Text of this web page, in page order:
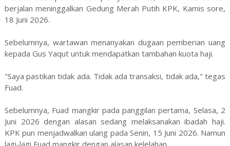
berjalan meninggalkan Gedung Merah Putih KPK, Kamis sore,
18 Juni 2026.
Sebelumnya, wartawan menanyakan dugaan pemberian uang
kepada Gus Yaqut untuk mendapatkan tambahan kuota haji.
"Saya pastikan tidak ada. Tidak ada transaksi, tidak ada," tegas
Fuad.
Sebelumnya, Fuad mangkir pada panggilan pertama, Selasa, 2
Juni 2026 dengan alasan sedang melaksanakan ibadah haji.
KPK pun menjadwalkan ulang pada Senin, 15 Juni 2026. Namun
lagi-lagi Fuad mangkir dengan alasan kelelahan.